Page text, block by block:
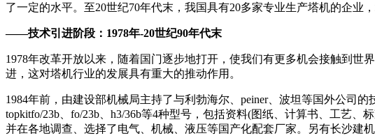
了一定的水平。至20世纪70年代末，我国具有20多家专业生产塔机的企业
——技术引进阶段：1978年-20世纪90年代末
1978年改革开放以来，随着国门逐步地打开，使我们有更多机会接触到
进，这对塔机行业的发展具有重大的推动作用。
1984年前，由建设部机械局主持了与利勃海尔、peiner、波坦等国外公司
topkitfo/23b、fo/23b、h3/36b等4种型号，包括资料(图纸、计算书、工艺
并在各地调查、选择了电气、机械、液压等国产化配套厂家。另有长沙建